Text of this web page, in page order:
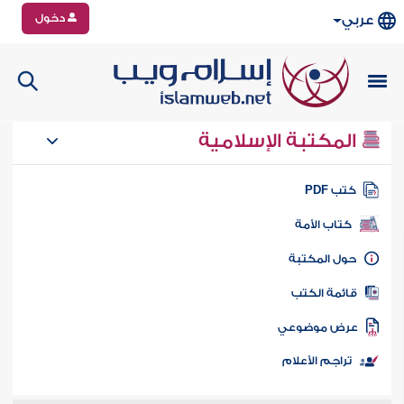
عربي دخول
المكتبة الإسلامية
كتب PDF
كتاب الأمة
المكتبة
الكتب
موضوعي